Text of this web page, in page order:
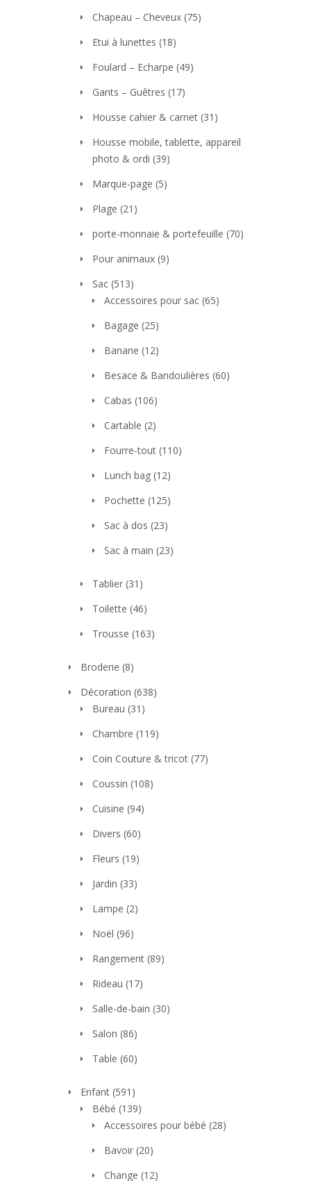
Chapeau – Cheveux (75)
Etui à lunettes (18)
Foulard – Echarpe (49)
Gants – Guêtres (17)
Housse cahier & carnet (31)
Housse mobile, tablette, appareil
photo & ordi (39)
Marque-page (5)
Plage (21)
porte-monnaie & portefeuille (70)
Pour animaux (9)
Sac (513)
Accessoires pour sac (65)
Bagage (25)
Banane (12)
Besace & Bandoulières (60)
Cabas (106)
Cartable (2)
Fourre-tout (110)
Lunch bag (12)
Pochette (125)
Sac à dos (23)
Sac à main (23)
Tablier (31)
Toilette (46)
Trousse (163)
Broderie (8)
Décoration (638)
Bureau (31)
Chambre (119)
Coin Couture & tricot (77)
Coussin (108)
Cuisine (94)
Divers (60)
Fleurs (19)
Jardin (33)
Lampe (2)
Noël (96)
Rangement (89)
Rideau (17)
Salle-de-bain (30)
Salon (86)
Table (60)
Enfant (591)
Bébé (139)
Accessoires pour bébé (28)
Bavoir (20)
Change (12)